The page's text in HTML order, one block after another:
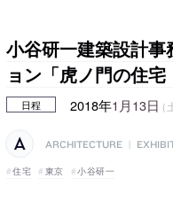
小谷研一建築設計
ョン「虎ノ門の住
日程 2018年1月13日（
ARCHITECTURE |
住宅 東京 小谷研一